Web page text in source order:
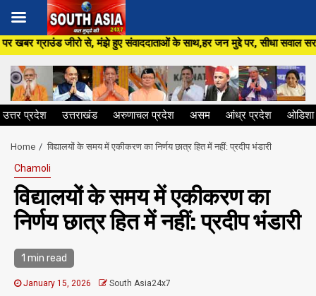
Skip
to
content
हुए संवाददाताओं के साथ,हर जन मुद्दे पर, सीधा सवाल सरकार से ,सिर्फ
उत्तर प्रदेश उत्तराखंड अरुणाचल प्रदेश असम आंध्र प्रदेश ओडिशा
Home ​विद्यालयों के समय में एकीकरण का निर्णय छात्र हित में नहीं: प्रदीप भंडारी
Chamoli
​विद्यालयों के समय में एकीकरण का
निर्णय छात्र हित में नहीं: प्रदीप भंडारी
1 min read
January 15, 2026 South Asia24x7